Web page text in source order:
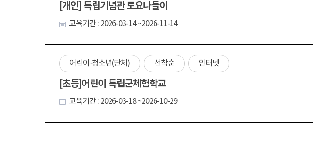
[개인] 독립기념관 토요나들이
교육기간 : 2026-03-14 ~2026-11-14
어린이·청소년(단체) 선착순 인터넷
[초등]어린이 독립군체험학교
교육기간 : 2026-03-18 ~2026-10-29